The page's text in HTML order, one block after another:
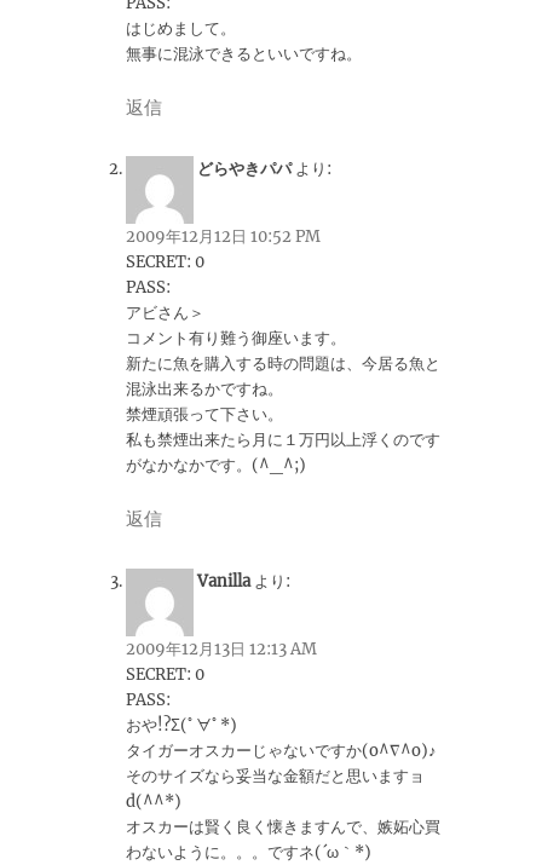
はじめまして。
無事に混泳できるといいですね。
返信
どらやきパパ より:
2009年12月12日 10:52 PM
SECRET: 0
PASS:
アビさん＞
コメント有り難う御座います。
新たに魚を購入する時の問題は、今居る魚と
混泳出来るかですね。
禁煙頑張って下さい。
私も禁煙出来たら月に１万円以上浮くのです
がなかなかです。(^_^;)
返信
Vanilla より:
2009年12月13日 12:13 AM
SECRET: 0
PASS:
おや!?Σ(ﾟ∀ﾟ*)
タイガーオスカーじゃないですか(o^∇^o)♪
そのサイズなら妥当な金額だと思いますョ
d(^^*)
オスカーは賢く良く懐きますんで、嫉妬心買
わないように。。。ですネ(´ω｀*)